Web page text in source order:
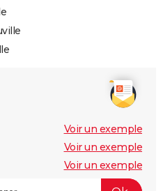
Voir un exemple
Voir un exemple
Voir un exemple